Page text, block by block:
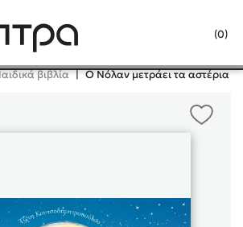
(0)
Κλείσιμο
ξενοδοχείο των συναισθημάτων
βιβλία | Ο Νόλαν μετράει τα αστέρια